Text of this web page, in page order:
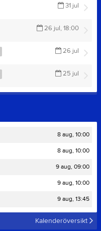
31 jul
26 jul, 18:00
26 jul
25 jul
8 aug, 10:00
8 aug, 10:00
9 aug, 09:00
9 aug, 10:00
9 aug, 13:45
Kalenderöversikt